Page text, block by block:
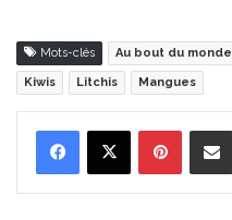
Mots-clés Au bout du monde
Kiwis Litchis Mangues